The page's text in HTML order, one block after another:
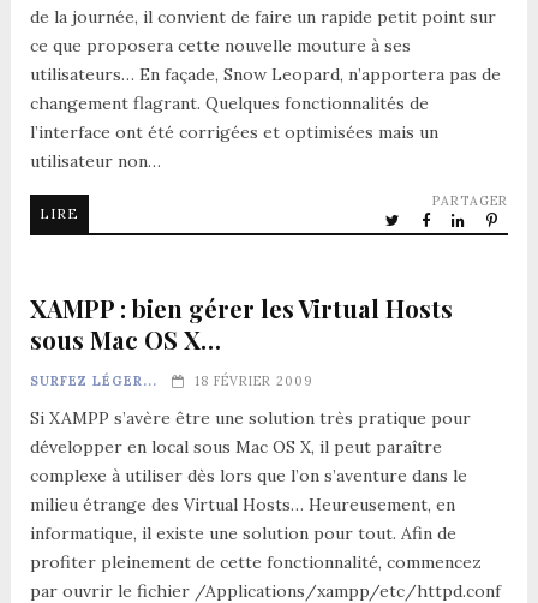
de la journée, il convient de faire un rapide petit point sur
ce que proposera cette nouvelle mouture à ses
utilisateurs… En façade, Snow Leopard, n’apportera pas de
changement flagrant. Quelques fonctionnalités de
l’interface ont été corrigées et optimisées mais un
utilisateur non…
LIRE
PARTAGER
XAMPP : bien gérer les Virtual Hosts
sous Mac OS X…
SURFEZ LÉGER... 18 FÉVRIER 2009
Si XAMPP s’avère être une solution très pratique pour
développer en local sous Mac OS X, il peut paraître
complexe à utiliser dès lors que l’on s’aventure dans le
milieu étrange des Virtual Hosts… Heureusement, en
informatique, il existe une solution pour tout. Afin de
profiter pleinement de cette fonctionnalité, commencez
par ouvrir le fichier /Applications/xampp/etc/httpd.conf